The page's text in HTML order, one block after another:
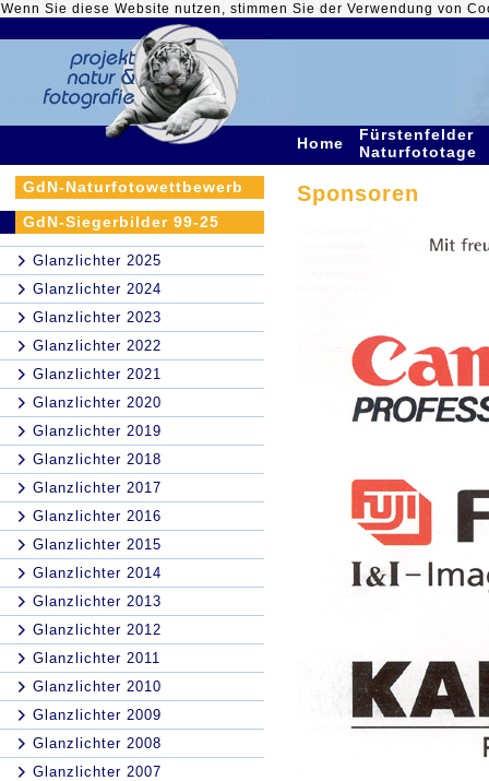
Wenn Sie diese Website nutzen, stimmen Sie der Verwendung von
Home
Fürstenfelder
Naturfototage
GdN-Naturfotowettbewerb
GdN-Siegerbilder 99-25
Glanzlichter 2025
Glanzlichter 2024
Glanzlichter 2023
Glanzlichter 2022
Glanzlichter 2021
Glanzlichter 2020
Glanzlichter 2019
Glanzlichter 2018
Glanzlichter 2017
Glanzlichter 2016
Glanzlichter 2015
Glanzlichter 2014
Glanzlichter 2013
Glanzlichter 2012
Glanzlichter 2011
Glanzlichter 2010
Glanzlichter 2009
Glanzlichter 2008
Glanzlichter 2007
Sponsoren